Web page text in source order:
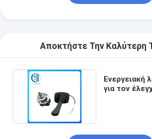
Αποκτήστε Την Καλύτερη
Ενεργειακή
για τον